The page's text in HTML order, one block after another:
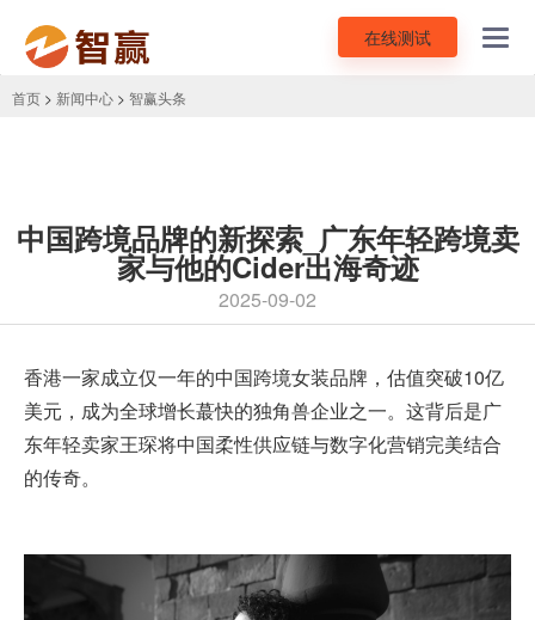
在线测试
首页 > 新闻中心 > 智赢头条
中国跨境品牌的新探索_广东年轻跨境卖
家与他的Cider出海奇迹
2025-09-02
香港一家成立仅一年的中国跨境女装品牌，估值突破10亿
美元，成为全球增长蕞快的独角兽企业之一。这背后是广
东年轻卖家王琛将中国柔性供应链与数字化营销完美结合
的传奇。